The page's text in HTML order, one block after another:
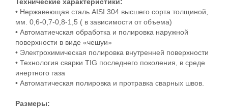
Технические характеристики:
• Нержавеющая сталь AISI 304 высшего сорта толщиной,
мм. 0,6-0,7-0,8-1,5 ( в зависимости от объема)
• Автоматиечская обработка и полировка наружной
поверхности в виде «чешуи»
• Электрохимическая полировка внутренней поверхности
• Технология сварки TIG последнего поколения, в среде
инертного газа
• Автоматическая полировка и протравка сварных швов.
Размеры: